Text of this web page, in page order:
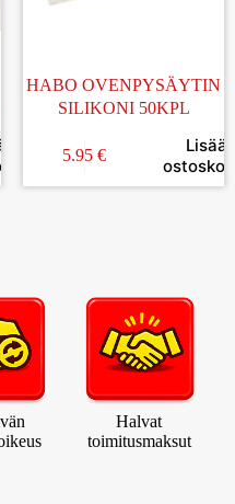
HABO OVENPYSÄYTIN
SILIKONI 50KPL
5.95 €
Lisää
Halvat
toimitusmaksut